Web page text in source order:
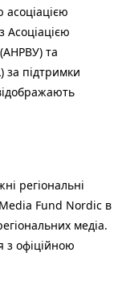
асоціацією
Асоціацією
та
за підтримки
регіональні
Fund Nordic в
медіа.
з офіційною